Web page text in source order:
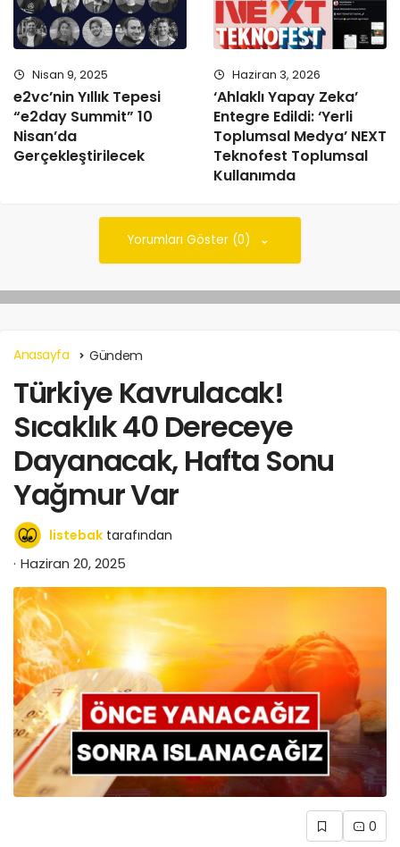
Nisan 9, 2025
e2vc’nin Yıllık Tepesi
“e2day Summit” 10
Nisan’da
Gerçekleştirilecek
Haziran 3, 2026
‘Ahlaklı Yapay Zeka’
Entegre Edildi: ‘Yerli
Toplumsal Medya’ NEXT
Teknofest Toplumsal
Kullanımda
Yorumları Göster (0)
Anasayfa Gündem
Türkiye Kavrulacak!
Sıcaklık 40 Dereceye
Dayanacak, Hafta Sonu
Yağmur Var
listebak tarafından
Haziran 20, 2025
0